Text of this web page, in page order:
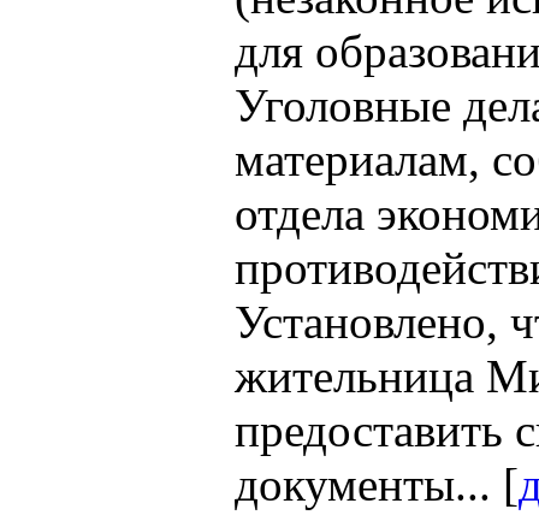
для
Уголовные
материалам,
отдела
Установлено,
жительница
предоставить
документы... [